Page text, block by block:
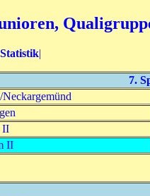
Statistik|
7.
II
II